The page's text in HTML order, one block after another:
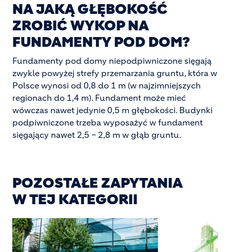
NA JAKĄ GŁĘBOKOŚĆ
ZROBIĆ WYKOP NA
FUNDAMENTY POD DOM?
Fundamenty pod domy niepodpiwniczone sięgają
zwykle powyżej strefy przemarzania gruntu, która w
Polsce wynosi od 0,8 do 1 m (w najzimniejszych
regionach do 1,4 m). Fundament może mieć
wówczas nawet jedynie 0,5 m głębokości. Budynki
podpiwniczone trzeba wyposażyć w fundament
sięgający nawet 2,5 – 2,8 m w głąb gruntu.
POZOSTAŁE ZAPYTANIA
W TEJ KATEGORII